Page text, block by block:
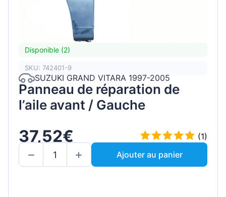
Disponible (2)
SKU: 742401-9
SUZUKI GRAND VITARA 1997-2005
Panneau de réparation de
l’aile avant / Gauche
37,52€
(1)
Ajouter au panier